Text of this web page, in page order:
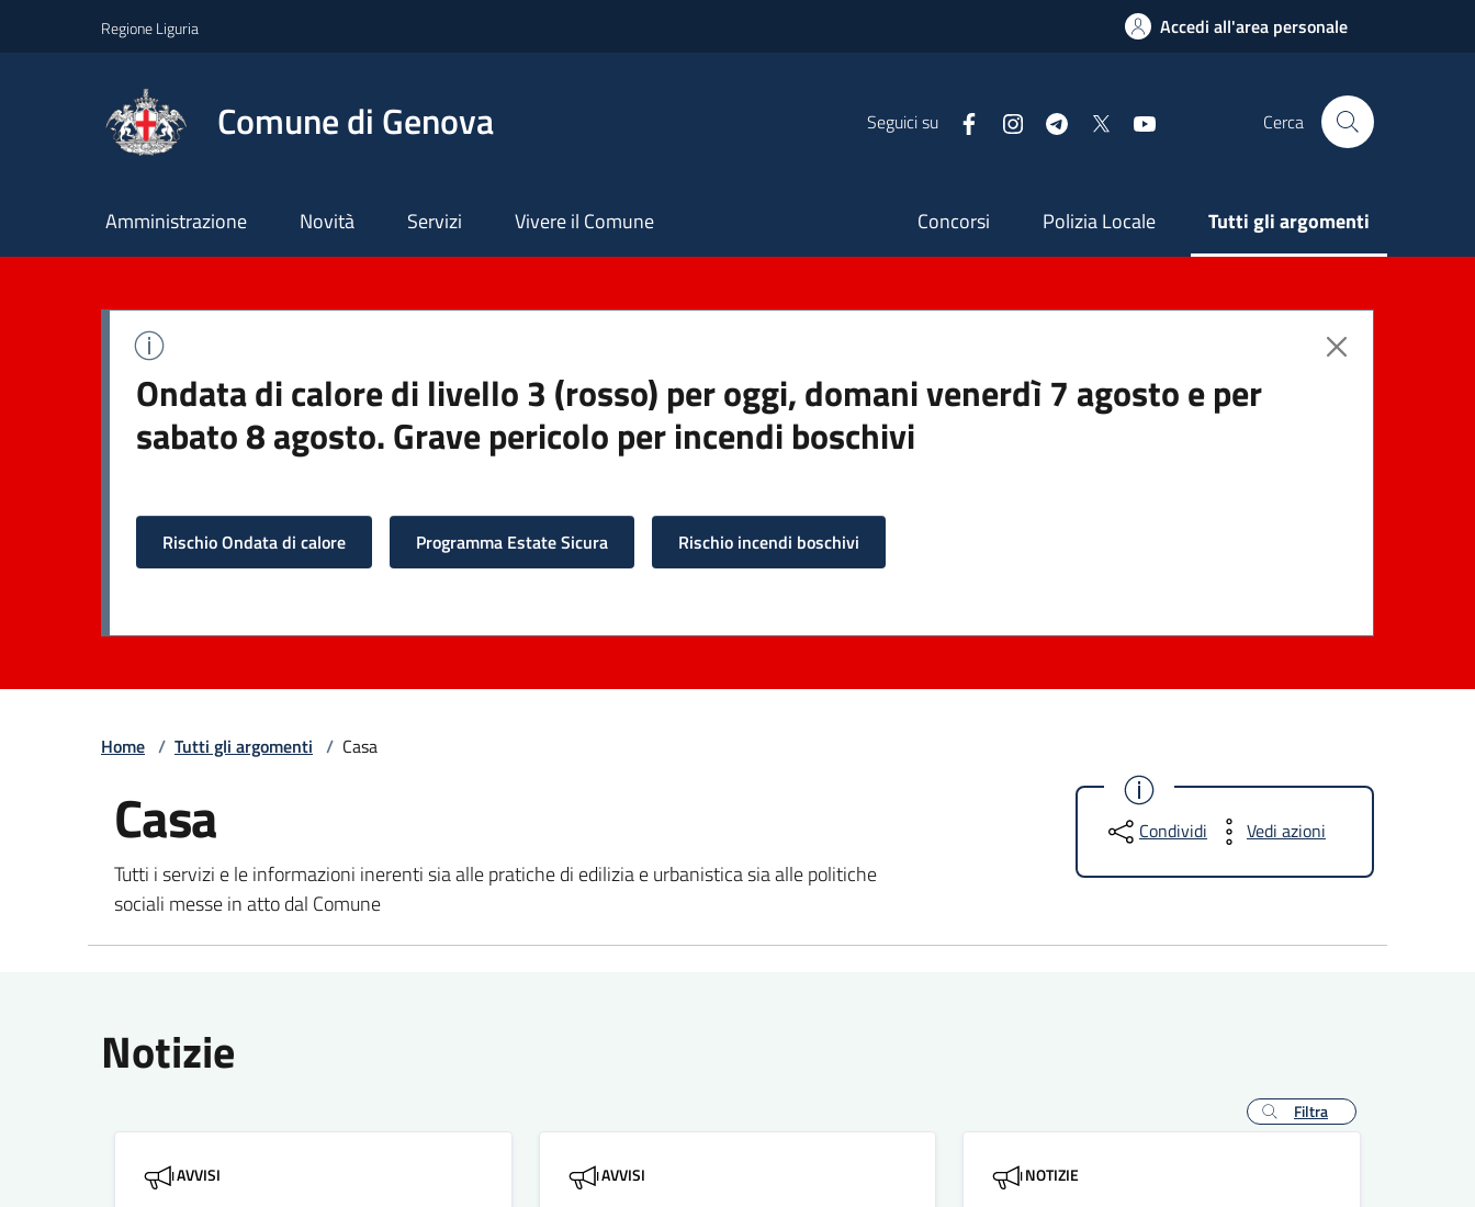
Regione Liguria Accedi all'area personale
Comune di Genova Seguici su FacebookInstagramTelegram Cerca
Principale
Amministrazione Novità Servizi Vivere il Comune Secondaria
Concorsi Polizia Locale Tutti gli argomenti
Ondata di calore di livello 3 (rosso) per oggi, domani venerdì 7 agosto e per
sabato 8 agosto. Grave pericolo per incendi boschivi
Rischio Ondata di calore Programma Estate Sicura Rischio incendi boschivi
Home / Tutti gli argomenti / Casa
Casa
Tutti i servizi e le informazioni inerenti sia alle pratiche di edilizia e urbanistica sia alle politiche
sociali messe in atto dal Comune
Condividi Vedi azioni
Notizie
Filtra
AVVISI AVVISI NOTIZIE